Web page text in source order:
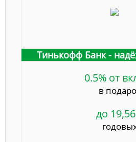
Тинькофф Банк -
0.5% от
в
до